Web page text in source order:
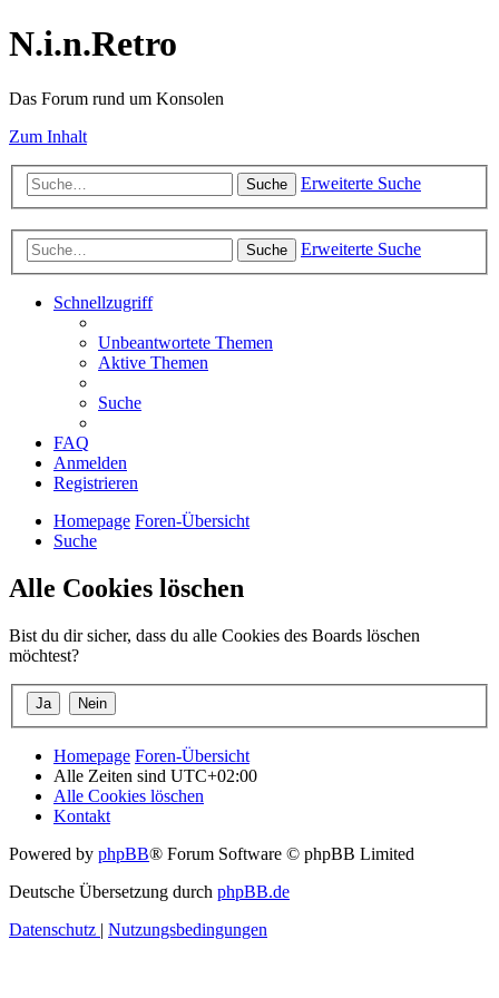
N.i.n.Retro
Das Forum rund um Konsolen
Zum Inhalt
Suche Erweiterte Suche
Suche Erweiterte Suche
Schnellzugriff
Unbeantwortete Themen
Aktive Themen
Suche
FAQ
Anmelden
Registrieren
Homepage Foren-Übersicht
Suche
Alle Cookies löschen
Bist du dir sicher, dass du alle Cookies des Boards löschen
möchtest?
Homepage Foren-Übersicht
Alle Zeiten sind UTC+02:00
Alle Cookies löschen
Kontakt
Powered by phpBB® Forum Software © phpBB Limited
Deutsche Übersetzung durch phpBB.de
Datenschutz
Nutzungsbedingungen